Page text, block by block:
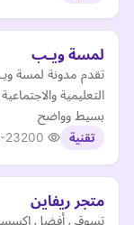
لمسة ويـب
تقدم مدونة لمسة
التعليمية
بسيط وواضح
تقنية 23
متجر ريفاين
تسوقي أفضل